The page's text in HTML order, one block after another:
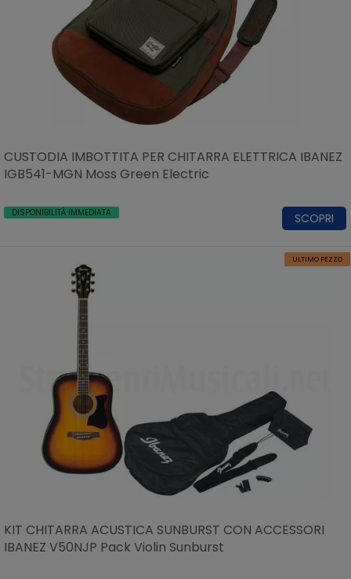
CUSTODIA IMBOTTITA PER CHITARRA ELETTRICA IBANEZ
IGB541-MGN Moss Green Electric
DISPONIBILITÀ IMMEDIATA SCOPRI
ULTIMO PEZZO
KIT CHITARRA ACUSTICA SUNBURST CON ACCESSORI
IBANEZ V50NJP Pack Violin Sunburst